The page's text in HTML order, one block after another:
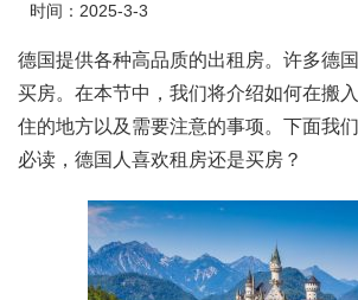
时间：2025-3-3
德国提供各种高品质的出租房。许多德
买房。在本节中，我们将介绍如何在搬
住的地方以及需要注意的事项。下面我
必读，德国人喜欢租房还是买房？